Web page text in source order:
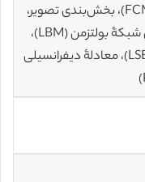
C-meanهای فازی (FCM)، بخش‌بندی تصویر،
ناهمگنی شدت، روش شبکۀ بولتزمن (LBM)،
معادلۀ تنظیم سطح (LSE)، معادلۀ دیفرانسیلی